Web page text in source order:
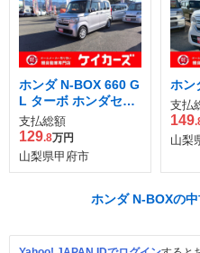
ホンダ N-BOX 660 G
L ターボ ホンダセン
シング
支払総額
129.8万円
山梨県甲府市
ホン
支払
149
山梨
ホンダ N-BOXの